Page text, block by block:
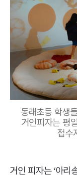
동래초등 학생
거인피자는 평
접수
거인 피자는 ‘아리